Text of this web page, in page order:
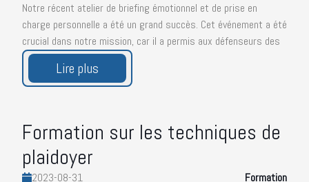
plaidoyer
Création
d'une
alliance
de
Notre récent atelier de briefing émotionnel et de prise en
charge personnelle a été un grand succès. Cet événement a été
crucial dans notre mission, car il a permis aux défenseurs des
droits sexuels et reproductifs ainsi qu'aux prestataires de
services de se ressourcer et de restaurer leur force et leur
capacité à continuer à œuvrer pour que les femmes, filles et
Lors de cet atelier, nous avons abordé la question clé du
stress dans le milieu de travail et avons partagé des
techniques et des outils pour le maîtriser. Nous avons
Lire plus
Formation sur les techniques de
plaidoyer
2023-08-31
Formation